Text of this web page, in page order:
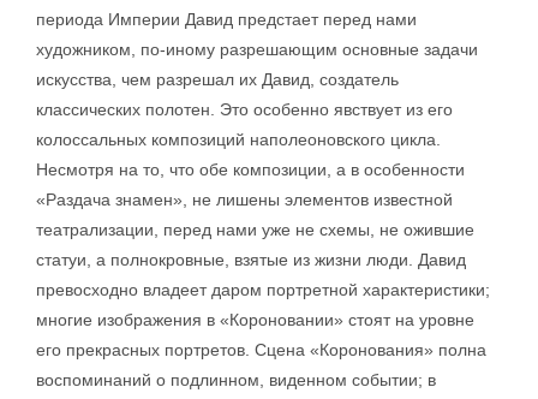
периода Империи Давид предстает перед нами
художником, по-иному разрешающим основные задачи
искусства, чем разрешал их Давид, создатель
классических полотен. Это особенно явствует из его
колоссальных композиций наполеоновского цикла.
Несмотря на то, что обе композиции, а в особенности
«Раздача знамен», не лишены элементов известной
театрализации, перед нами уже не схемы, не ожившие
статуи, а полнокровные, взятые из жизни люди. Давид
превосходно владеет даром портретной характеристики;
многие изображения в «Короновании» стоят на уровне
его прекрасных портретов. Сцена «Коронования» полна
воспоминаний о подлинном, виденном событии; в